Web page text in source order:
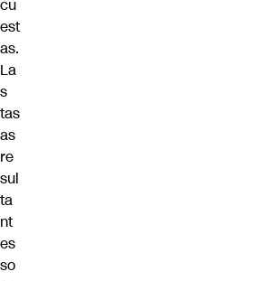
cu
est
as.
La
s
tas
as
re
sul
ta
nt
es
so